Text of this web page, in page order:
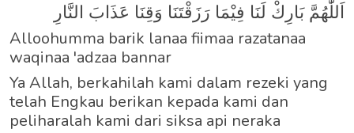
اَللّٰهُمَّ بَارِكْ لَنَا فِيْمَا رَزَقْتَنَا وَقِنَا عَذَابَ النَّارِ
Alloohumma barik lanaa fiimaa razatanaa
waqinaa 'adzaa bannar
Ya Allah, berkahilah kami dalam rezeki yang
telah Engkau berikan kepada kami dan
peliharalah kami dari siksa api neraka